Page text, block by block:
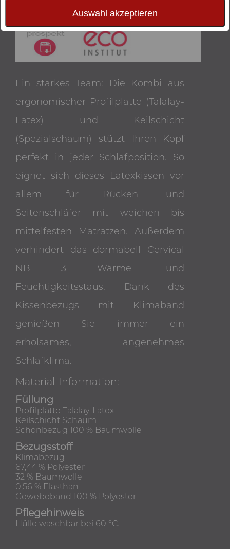
Ein starkes Team: Die Kombi aus
ergonomischer Profilplatte (Talalay-
Latex) und Keilschicht
(Spezialschaum) stützt Ihren Kopf
perfekt in jeder Schlafposition. So
eignet sich dieses Latexkissen vor
allem für Rücken- und
Seitenschläfer mit weichen bis
mittelfesten Matratzen. Außerdem
verhindert das dormabell Cervical
NB 3 Wärme- und
Feuchtigkeitsstaus. Dank des
Kissenbezugs mit Klimaband
genießen Sie immer ein
erholsames, angenehmes
Schlafklima.
Material-Information:
Füllung
Profilplatte Talalay-Latex
Keilschicht Schaum
Schonbezug 100 % Baumwolle
Bezugsstoff
Klimabezug
67,44 % Polyester
32 % Baumwolle
0,56 % Elasthan
Gewebeband 100 % Polyester
Pflegehinweis
Hülle waschbar bei 60 °C.
Auswahl akzeptieren